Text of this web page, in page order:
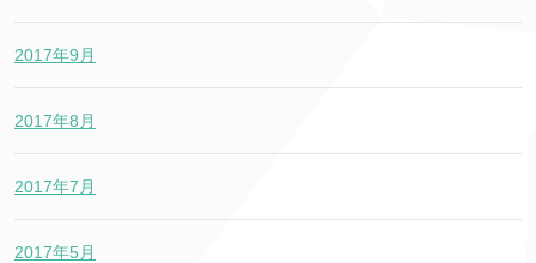
2017年9月
2017年8月
2017年7月
2017年5月